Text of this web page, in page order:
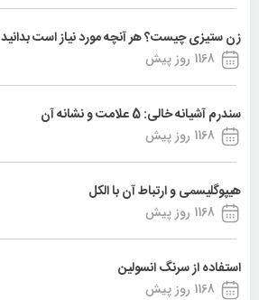
زن ستیزی چیست؟ هر آنچه مورد نیاز است بدانید
1168 روز پیش
سندرم آشیانه خالی: 5 علامت و نشانه آن
1168 روز پیش
هیپوگلیسمی و ارتباط آن با الکل
1168 روز پیش
استفاده از سرنگ انسولین
1168 روز پیش